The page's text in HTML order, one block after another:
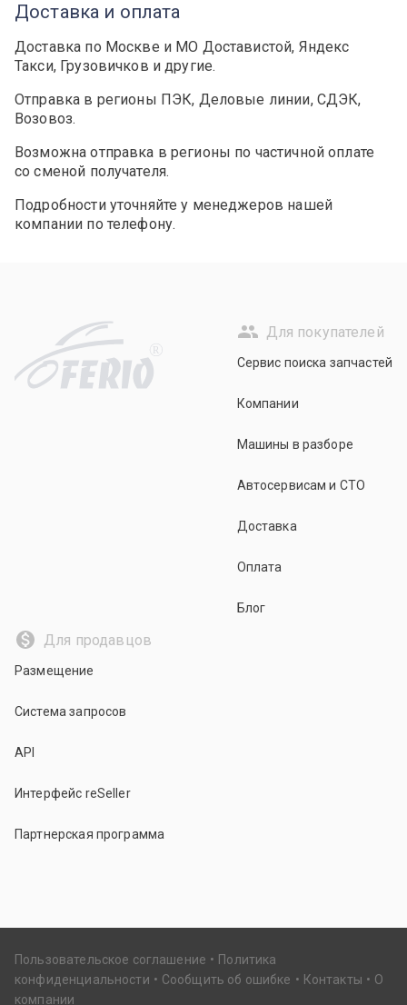
Доставка и оплата
Доставка по Москве и МО Доставистой, Яндекс
Такси, Грузовичков и другие.
Отправка в регионы ПЭК, Деловые линии, СДЭК,
Возовоз.
Возможна отправка в регионы по частичной оплате
со сменой получателя.
Подробности уточняйте у менеджеров нашей
компании по телефону.
R
Для покупателей
Сервис поиска запчастей
Компании
Машины в разборе
Автосервисам и СТО
Доставка
Оплата
Блог
Для продавцов
Размещение
Система запросов
API
Интерфейс reSeller
Партнерская программа
Пользовательское соглашение
Политика
конфиденциальности
Сообщить об ошибке Контакты
О
компании